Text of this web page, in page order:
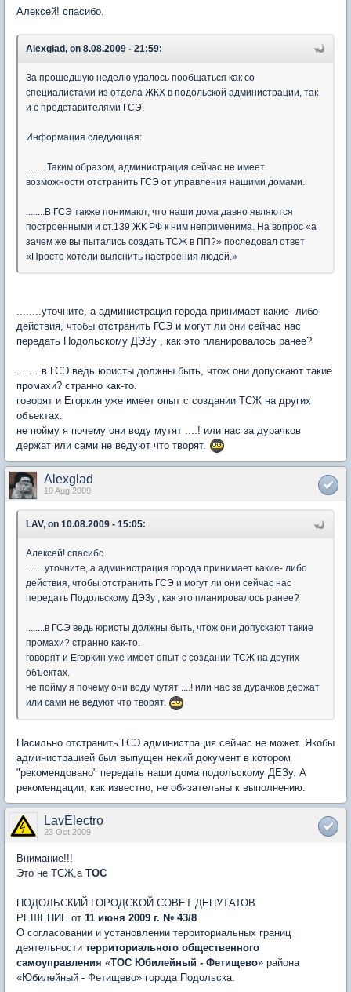
Алексей! спасибо.
Alexglad, on 8.08.2009 - 21:59:
За прошедшую неделю удалось пообщаться как со
специалистами из отдела ЖКХ в подольской администрации, так
и с представителями ГСЭ.
Информация следующая:
.........Таким образом, администрация сейчас не имеет
возможности отстранить ГСЭ от управления нашими домами.
........В ГСЭ также понимают, что наши дома давно являются
построенными и ст.139 ЖК РФ к ним неприменима. На вопрос «а
зачем же вы пытались создать ТСЖ в ПП?» последовал ответ
«Просто хотели выяснить настроения людей.»
........уточните, а администрация города принимает какие- либо
действия, чтобы отстранить ГСЭ и могут ли они сейчас нас
передать Подольскому ДЭЗу , как это планировалось ранее?
........в ГСЭ ведь юристы должны быть, чтож они допускают такие
промахи? странно как-то.
говорят и Егоркин уже имеет опыт с создании ТСЖ на других
объектах.
не пойму я почему они воду мутят ....! или нас за дурачков
держат или сами не ведуют что творят.
Alexglad
10 Aug 2009
LAV, on 10.08.2009 - 15:05:
Алексей! спасибо.
........уточните, а администрация города принимает какие- либо
действия, чтобы отстранить ГСЭ и могут ли они сейчас нас
передать Подольскому ДЭЗу , как это планировалось ранее?
........в ГСЭ ведь юристы должны быть, чтож они допускают такие
промахи? странно как-то.
говорят и Егоркин уже имеет опыт с создании ТСЖ на других
объектах.
не пойму я почему они воду мутят ....! или нас за дурачков держат
или сами не ведуют что творят.
Насильно отстранить ГСЭ администрация сейчас не может. Якобы
администрацией был выпущен некий документ в котором
"рекомендовано" передать наши дома подольскому ДЕЗу. А
рекомендации, как известно, не обязательны к выполнению.
LavElectro
23 Oct 2009
Внимание!!!
Это не ТСЖ,а ТОС
ПОДОЛЬСКИЙ ГОРОДСКОЙ СОВЕТ ДЕПУТАТОВ
РЕШЕНИЕ от 11 июня 2009 г. № 43/8
О согласовании и установлении территориальных границ
деятельности территориального общественного
самоуправления «ТОС Юбилейный - Фетищево» района
«Юбилейный - Фетищево» города Подольска.